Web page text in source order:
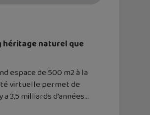
héritage naturel que
espace de 500 m2 à la
virtuelle permet de
3,5 milliards d’années…